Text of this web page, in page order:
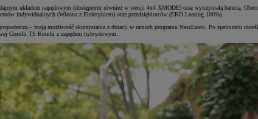
układem napędowym (dostępnym również w wersji 4x4 XMODE) oraz wytrzymałą baterią.
indywidualnych (Wiosna z Elektrykiem) oraz przedsiębiorców (EKO Leasing 100%).
– mają możliwość skorzystania z dotacji w ramach programu NaszEauto. Po spełnieniu
Corolli TS Kombi z napędem hybrydowym.